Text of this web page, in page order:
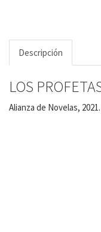
Descripción
LOS
Alianza de Novelas,